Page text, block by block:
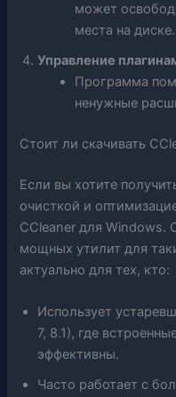
может
места на диске.
Управление
Программа
ненужные
Стоит ли скачивать
Если вы хотите
очисткой и
CCleaner для Windows.
мощных утилит для
актуально для тех, кто:
Использует
7, 8.1), где
эффективны.
Часто работает с